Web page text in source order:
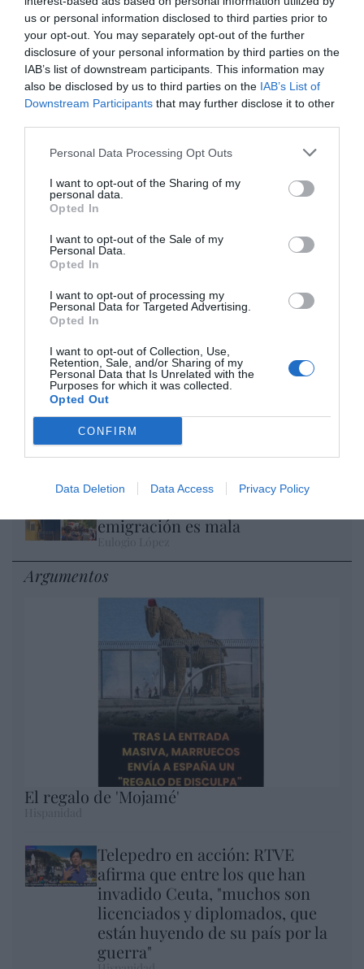
us or personal information disclosed to third parties prior to
your opt-out. You may separately opt-out of the further
disclosure of your personal information by third parties on the
IAB’s list of downstream participants. This information may
also be disclosed by us to third parties on the IAB’s List of
Downstream Participants that may further disclose it to other
Personal Data Processing Opt Outs
I want to opt-out of the Sharing of my
personal data.
Opted In
I want to opt-out of the Sale of my
Personal Data.
Opted In
I want to opt-out of processing my
Personal Data for Targeted Advertising.
Opted In
I want to opt-out of Collection, Use,
Retention, Sale, and/or Sharing of my
Personal Data that Is Unrelated with the
Purposes for which it was collected.
Opted Out
CONFIRM
Data Deletion Data Access Privacy Policy
por Redacción
Artículos anteriores
Opinión
Enormes minucias
El IBEX 35 cerró la sesión del miércoles en
los 20.057 puntos, un nuevo récord
Eulogio López
Ceuta. Nuestra Señora de África:
convertir al musulmán
emigración es mala
Argumentos
El regalo de 'Mojamé'
Telepedro en acción: RTVE
afirma que entre los que han
invadido Ceuta, "muchos son
licenciados y diplomados, que
están huyendo de su país por la
guerra"